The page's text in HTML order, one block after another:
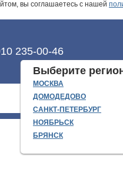
вы соглашаетесь с нашей
235-00-46
Выберите
МОСКВА
ДОМОДЕДОВО
САНКТ-ПЕТЕРБУРГ
НОЯБРЬСК
БРЯНСК